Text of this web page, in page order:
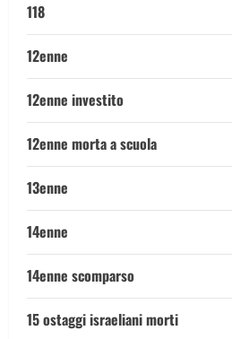
118
12enne
12enne investito
12enne morta a scuola
13enne
14enne
14enne scomparso
15 ostaggi israeliani morti